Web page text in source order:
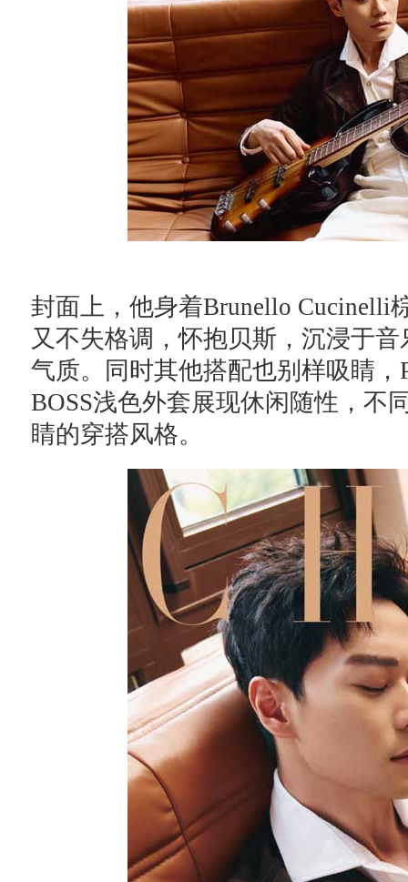
封面上，他身着Brunello Cucinelli
又不失格调，怀抱贝斯，沉浸于
气质。同时其他搭配也别样吸睛
BOSS浅色外套展现休闲随性，不
睛的穿搭风格。